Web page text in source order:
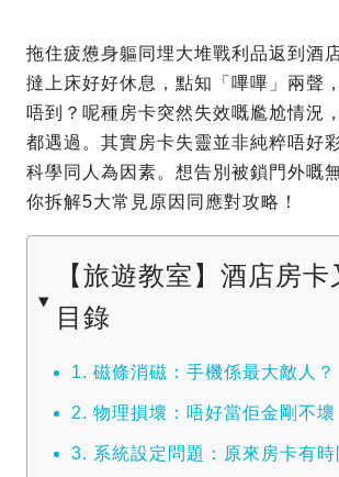
拖住疲憊身軀同埋大堆戰利品返到酒
撻上床好好休息，點知「嗶嗶」兩聲
唔到？呢種房卡突然失效嘅尷尬情況
都遇過。其實房卡失靈並非純粹唔好
科學同人為因素。想告別被鎖門外嘅
你拆解5大常見原因同應對攻略！
【旅遊教室】酒店房卡
目錄
1. 磁條消磁：手機係最大敵人？
2. 物理損壞：唔好當佢金剛不壞
3. 系統設定問題：原來房卡有時